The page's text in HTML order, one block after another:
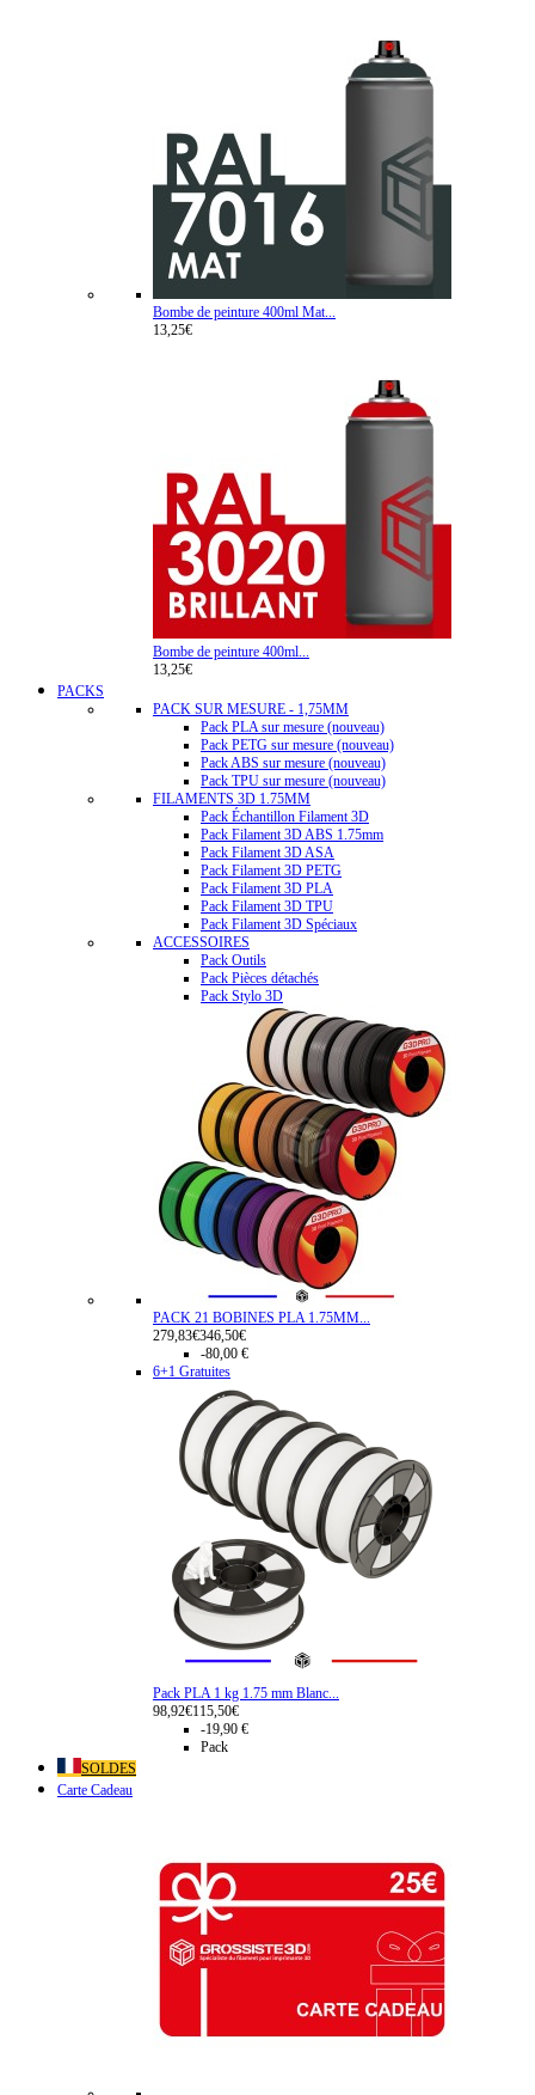
Bombe de peinture 400ml Mat...
13,25€
Bombe de peinture 400ml...
13,25€
PACKS
PACK SUR MESURE - 1,75MM
Pack PLA sur mesure (nouveau)
Pack PETG sur mesure (nouveau)
Pack ABS sur mesure (nouveau)
Pack TPU sur mesure (nouveau)
FILAMENTS 3D 1.75MM
Pack Échantillon Filament 3D
Pack Filament 3D ABS 1.75mm
Pack Filament 3D ASA
Pack Filament 3D PETG
Pack Filament 3D PLA
Pack Filament 3D TPU
Pack Filament 3D Spéciaux
ACCESSOIRES
Pack Outils
Pack Pièces détachés
Pack Stylo 3D
PACK 21 BOBINES PLA 1.75MM...
279,83€346,50€
-80,00 €
6+1 Gratuites
Pack PLA 1 kg 1.75 mm Blanc...
98,92€115,50€
-19,90 €
Pack
SOLDES
Carte Cadeau